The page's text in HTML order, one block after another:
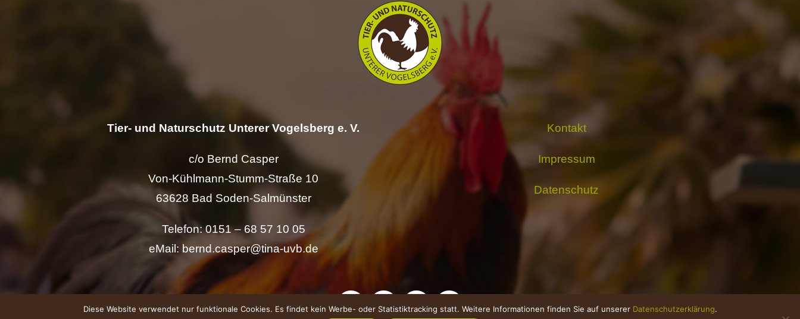
Tier- und Naturschutz Unterer Vogelsberg e. V.
c/o Bernd Casper
Von-Kühlmann-Stumm-Straße 10
63628 Bad Soden-Salmünster
Telefon: 0151 – 68 57 10 05
eMail: bernd.casper@tina-uvb.de
Kontakt
Impressum
Datenschutz
Diese Website verwendet nur funktionale Cookies. Es findet kein Werbe- oder Statistiktracking statt. Weitere Informationen finden Sie auf unserer Datenschutzerklärung.